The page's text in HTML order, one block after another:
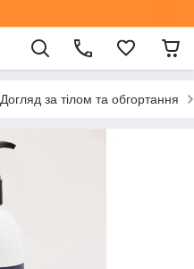
Догляд за тілом та обгортання